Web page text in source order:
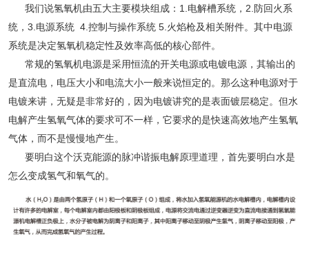
我们说氢氧机由五大主要模块组成：1.电解槽系统，2.防回火系
统，3.电源系统 4.控制与操作系统 5.火焰枪及相关附件。其中电源
系统是决定氢氧机稳定性及效率高低的核心部件。
常规的氢氧机电源是采用恒流的开关电源或电镀电源，其输出的
是直流电，电压大小和电流大小一般来说恒定的。那么这种电源对于
电镀来讲，无疑是非常好的，因为电镀讲究的是表面镀层稳定。但水
电解产生氢氧气体的要求可不一样，它要求的是快速高效地产生氢氧
气体，而不是慢慢地产生。
要明白这个沃克能源的脉冲谐振电解原理道理，首先要明白水是
怎么变成氢气和氧气的。